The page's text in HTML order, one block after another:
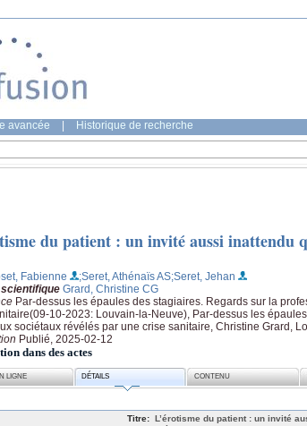
avancée Historique de recherche
du patient : un invité aussi inattendu
Fabienne ;Seret, Athénaïs AS;Seret, Jehan
Grard, Christine CG
Par-dessus les épaules des stagiaires. Regards sur la
10-2023: Louvain-la-Neuve), Par-dessus les
sociétaux révélés par une crise sanitaire, Christine Grard,
Publié, 2025-02-12
dans des actes
LIGNE DÉTAILS CONTENU
Titre: L’érotisme du patient : un invité